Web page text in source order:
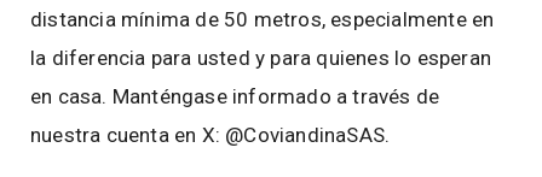
distancia mínima de 50 metros, especialmente en
la diferencia para usted y para quienes lo esperan
en casa. Manténgase informado a través de
nuestra cuenta en X: @CoviandinaSAS.